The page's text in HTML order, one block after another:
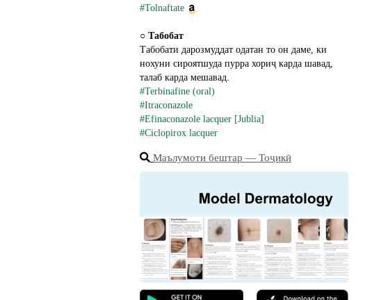
#Tolnaftate
○ Табобат
Табобати дарозмуддат одатан то он даме, ки
нохуни сироятшуда пурра хориҷ карда шавад,
талаб карда мешавад.
#Terbinafine (oral)
#Itraconazole
#Efinaconazole lacquer [Jublia]
#Ciclopirox lacquer
Маълумоти бештар ― Тоҷикӣ